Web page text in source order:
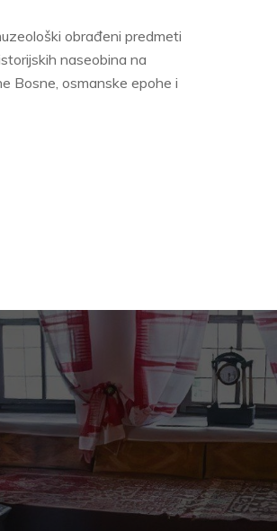
obrađeni predmeti
naseobina na
Bosne, osmanske epohe i